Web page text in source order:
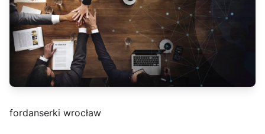
fordanserki wrocław